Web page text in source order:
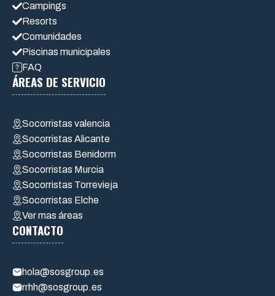
Campings
Resorts
Comunidades
Piscinas municipales
FAQ
ÁREAS DE SERVICIO
Socorristas valencia
Socorristas Alicante
Socorristas Benidorm
Socorristas Murcia
Socorristas Torrevieja
Socorristas Elche
Ver mas áreas
CONTACTO
hola@sosgroup.es
rrhh@sosgroup.es